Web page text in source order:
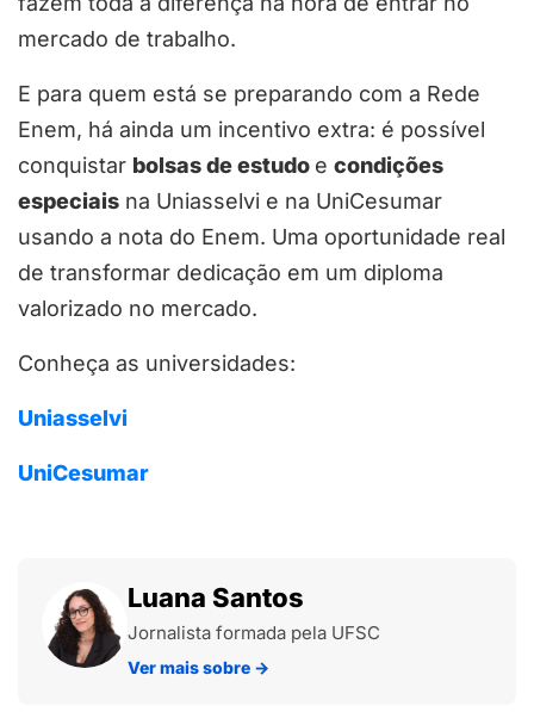
mercado de trabalho.
E para quem está se preparando com a Rede
Enem, há ainda um incentivo extra: é possível
conquistar bolsas de estudo e condições
especiais na Uniasselvi e na UniCesumar
usando a nota do Enem. Uma oportunidade real
de transformar dedicação em um diploma
valorizado no mercado.
Conheça as universidades:
Uniasselvi
UniCesumar
Luana Santos
Jornalista formada pela UFSC
Ver mais sobre →